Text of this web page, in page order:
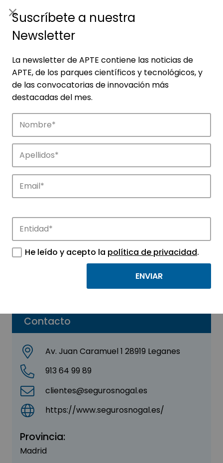
Empresas
Descubre las empresas que impulsan la
innovación en los parques de APTE.
Contacto
Av. Juan Caramuel 1 28919 Leganes
913 64 99 89
clientes@segurosnogal.es
https://www.segurosnogal.es/
Provincia:
Madrid
NOGAL SEGUROS
Servicios no tecnológicos
Suscríbete a nuestra
Newsletter
La newsletter de APTE contiene las noticias de
APTE, de los parques científicos y tecnológicos, y
de las convocatorias de innovación más
destacadas del mes.
He leído y acepto la política de privacidad.